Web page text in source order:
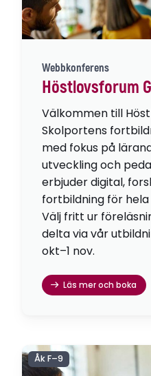
Webbkonferens
Höstlovsforum
Välkommen till
Skolportens
med fokus på
utveckling och
erbjuder digital,
fortbildning för
Välj fritt ur
delta via vår
okt–1 nov.
Läs mer och boka
Åk F–9